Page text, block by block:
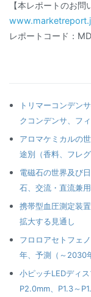
【本レポートのお問
レポートコード：
トリマーコンデン
クコンデンサ、フ
アロマケミカルの
途別（香料、フレ
電磁石の世界及び
石、交流・直流兼用
携帯型血圧測定装
拡大する見通し
フロロアセトフェ
年、予測（～2030
小ピッチLEDディ
P2.0mm、P1.3～